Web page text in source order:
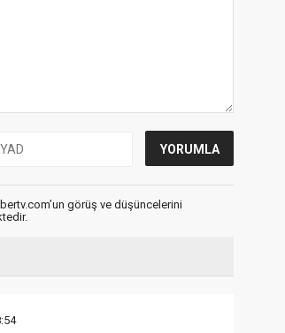
görüş ve düşüncelerini